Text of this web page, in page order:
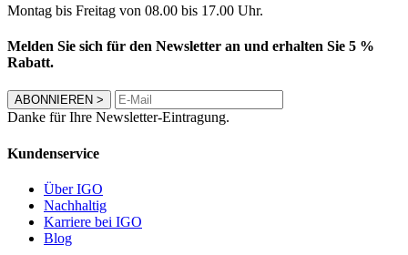
Montag bis Freitag von 08.00 bis 17.00 Uhr.
Melden Sie sich für den Newsletter an und erhalten Sie 5 %
Rabatt.
ABONNIEREN >
Danke für Ihre Newsletter-Eintragung.
Kundenservice
Über IGO
Nachhaltig
Karriere bei IGO
Blog